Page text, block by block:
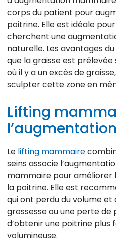
corps du patient pour
poitrine. Elle est idéale
cherchent une
naturelle. Les avantages
que la graisse est
où il y a un excès de
sculpter cette zone en
Lifting
l’augmentation
Le lifting mammaire
seins associe
mammaire pour améliorer
la poitrine. Elle est
qui ont perdu du volume
grossesse ou une perte de
d’obtenir une poitrine plus
volumineuse.